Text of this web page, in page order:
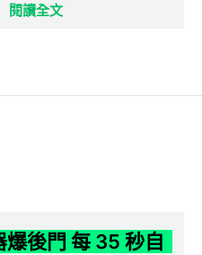
閱讀全文
後門 每 35 秒自